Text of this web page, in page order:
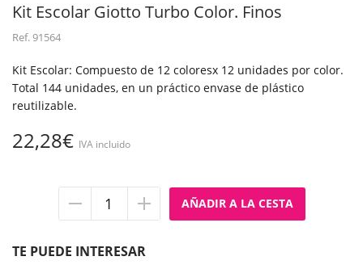
Kit Escolar Giotto Turbo Color. Finos
Ref.91564
Kit Escolar: Compuesto de 12 coloresx 12 unidades por color.
Total 144 unidades, en un práctico envase de plástico
reutilizable.
22,28€ IVA incluido
TE PUEDE INTERESAR